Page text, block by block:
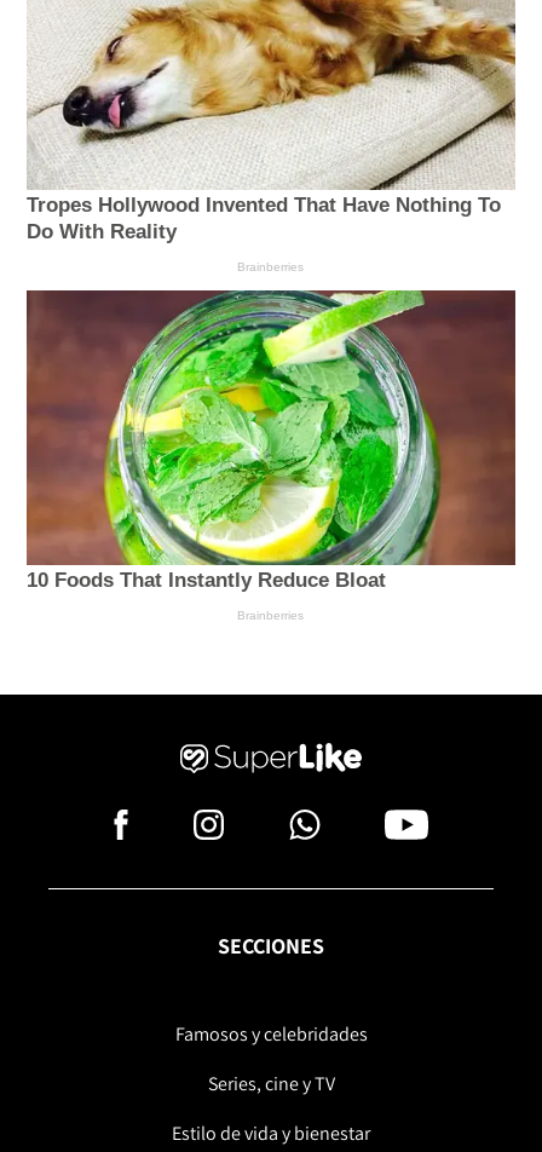
SECCIONES
Famosos y celebridades
Series, cine y TV
Estilo de vida y bienestar